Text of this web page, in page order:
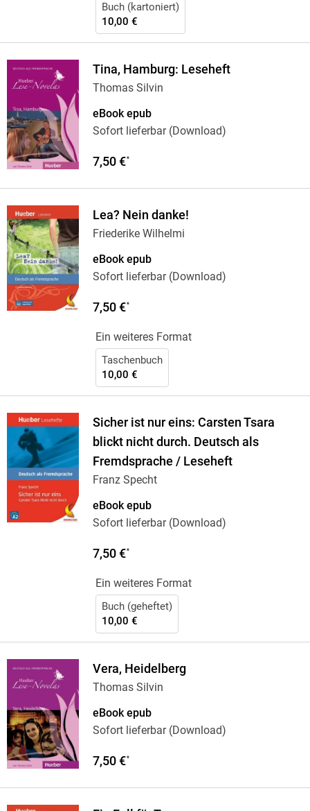
Buch (kartoniert)
10,00 €
Tina, Hamburg: Leseheft
Thomas Silvin
eBook epub
Sofort lieferbar (Download)
7,50 €*
Lea? Nein danke!
Friederike Wilhelmi
eBook epub
Sofort lieferbar (Download)
7,50 €*
Ein weiteres Format
Taschenbuch
10,00 €
Sicher ist nur eins: Carsten Tsara
blickt nicht durch. Deutsch als
Fremdsprache / Leseheft
Franz Specht
eBook epub
Sofort lieferbar (Download)
7,50 €*
Ein weiteres Format
Buch (geheftet)
10,00 €
Vera, Heidelberg
Thomas Silvin
eBook epub
Sofort lieferbar (Download)
7,50 €*